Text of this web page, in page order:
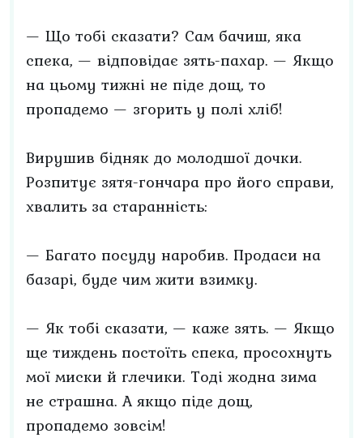
— Що тобі сказати? Сам бачиш, яка
спека, — відповідає зять-пахар. — Якщо
на цьому тижні не піде дощ, то
пропадемо — згорить у полі хліб!
Вирушив бідняк до молодшої дочки.
Розпитує зятя-гончара про його справи,
хвалить за старанність:
— Багато посуду наробив. Продаси на
базарі, буде чим жити взимку.
— Як тобі сказати, — каже зять. — Якщо
ще тиждень постоїть спека, просохнуть
мої миски й глечики. Тоді жодна зима
не страшна. А якщо піде дощ,
пропадемо зовсім!